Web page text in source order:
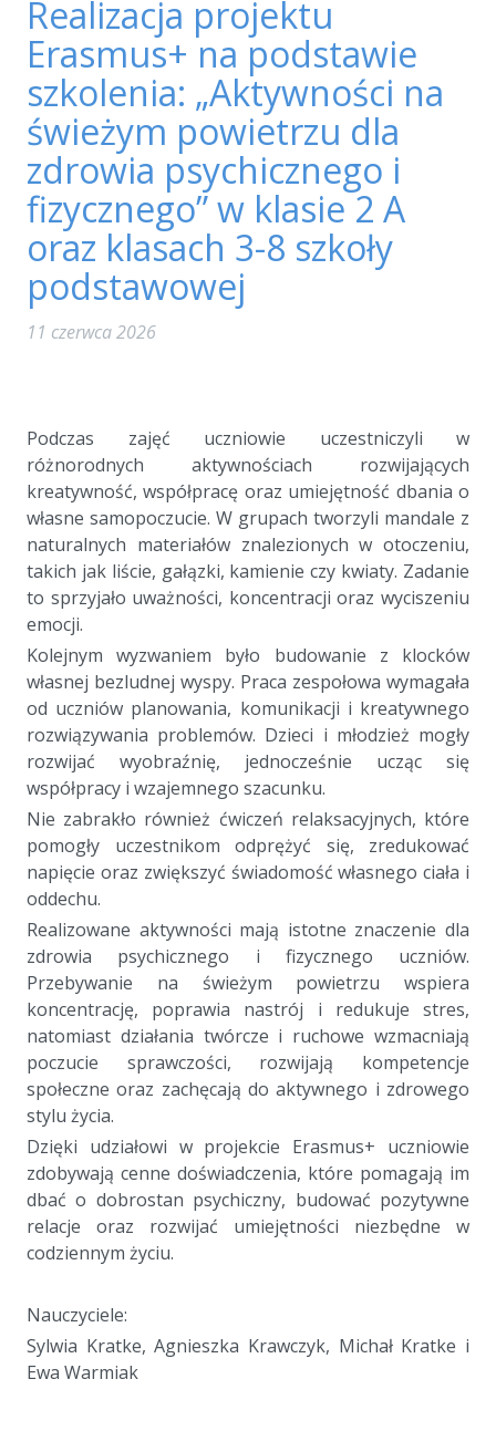
Realizacja projektu
Erasmus+ na podstawie
szkolenia: „Aktywności na
świeżym powietrzu dla
zdrowia psychicznego i
fizycznego” w klasie 2 A
oraz klasach 3-8 szkoły
podstawowej
11 czerwca 2026
Podczas zajęć uczniowie uczestniczyli w
różnorodnych aktywnościach rozwijających
kreatywność, współpracę oraz umiejętność dbania o
własne samopoczucie. W grupach tworzyli mandale z
naturalnych materiałów znalezionych w otoczeniu,
takich jak liście, gałązki, kamienie czy kwiaty. Zadanie
to sprzyjało uważności, koncentracji oraz wyciszeniu
emocji.
Kolejnym wyzwaniem było budowanie z klocków
własnej bezludnej wyspy. Praca zespołowa wymagała
od uczniów planowania, komunikacji i kreatywnego
rozwiązywania problemów. Dzieci i młodzież mogły
rozwijać wyobraźnię, jednocześnie ucząc się
współpracy i wzajemnego szacunku.
Nie zabrakło również ćwiczeń relaksacyjnych, które
pomogły uczestnikom odprężyć się, zredukować
napięcie oraz zwiększyć świadomość własnego ciała i
oddechu.
Realizowane aktywności mają istotne znaczenie dla
zdrowia psychicznego i fizycznego uczniów.
Przebywanie na świeżym powietrzu wspiera
koncentrację, poprawia nastrój i redukuje stres,
natomiast działania twórcze i ruchowe wzmacniają
poczucie sprawczości, rozwijają kompetencje
społeczne oraz zachęcają do aktywnego i zdrowego
stylu życia.
Dzięki udziałowi w projekcie Erasmus+ uczniowie
zdobywają cenne doświadczenia, które pomagają im
dbać o dobrostan psychiczny, budować pozytywne
relacje oraz rozwijać umiejętności niezbędne w
codziennym życiu.
Nauczyciele:
Sylwia Kratke, Agnieszka Krawczyk, Michał Kratke i
Ewa Warmiak